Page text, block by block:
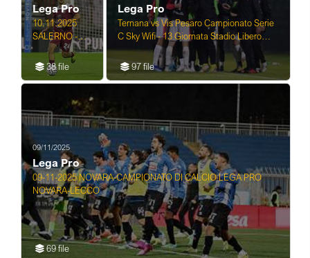
Lega Pro
10.11.2025
SALERNO -
LEGA PRO
CAMPIONATO
CALCIO SERIE
SALERNITANA
vs CROTONE
38 file
Lega Pro
Ternana vs Vis Pesaro Campionato Serie
C Sky Wifi - 13 Giornata Stadio Libero
Liberati - Terni 09-11 ...
97 file
09/11/2025
Lega Pro
09-11-2025 NOVARA-CAMPIONATO DI CALCIO LEGA PRO
NOVARA-LECCO
69 file